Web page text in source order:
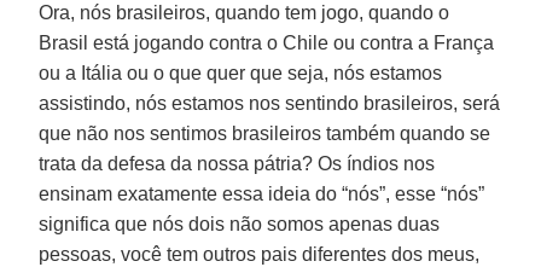
Ora, nós brasileiros, quando tem jogo, quando o
Brasil está jogando contra o Chile ou contra a França
ou a Itália ou o que quer que seja, nós estamos
assistindo, nós estamos nos sentindo brasileiros, será
que não nos sentimos brasileiros também quando se
trata da defesa da nossa pátria? Os índios nos
ensinam exatamente essa ideia do “nós”, esse “nós”
significa que nós dois não somos apenas duas
pessoas, você tem outros pais diferentes dos meus,